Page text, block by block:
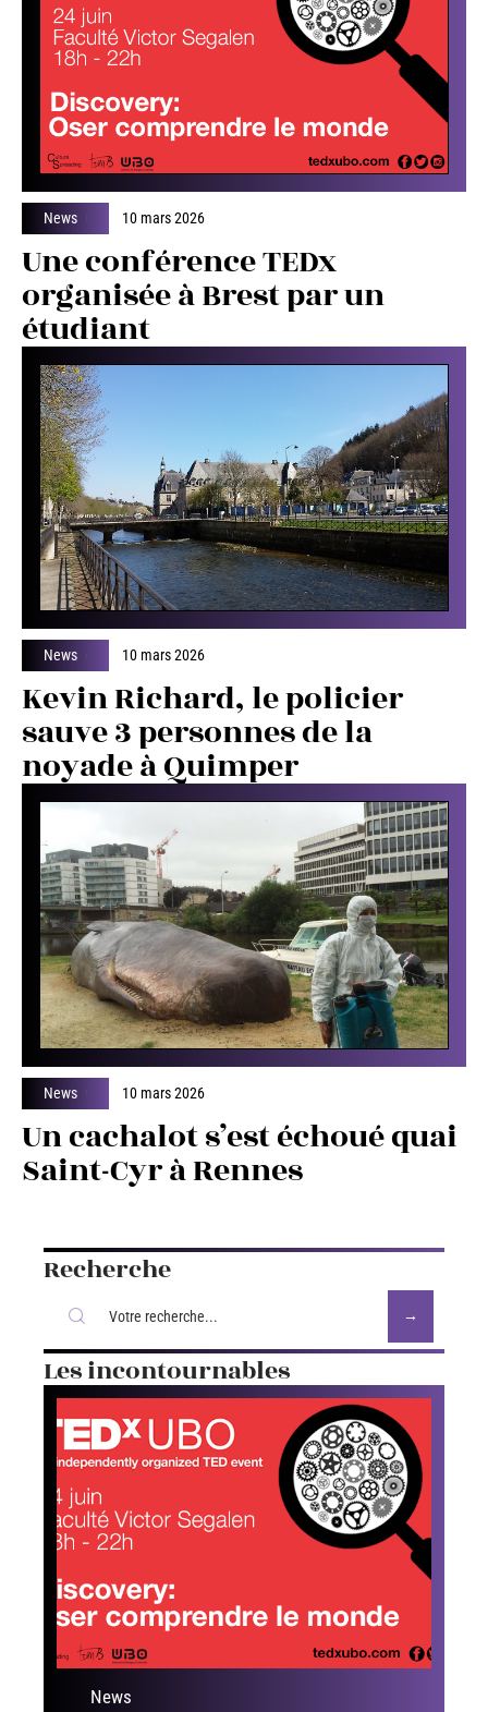
News 10 mars 2026
Une conférence TEDx
organisée à Brest par un
étudiant
News 10 mars 2026
Kevin Richard, le policier
sauve 3 personnes de la
noyade à Quimper
News 10 mars 2026
Un cachalot s’est échoué quai
Saint-Cyr à Rennes
Recherche
Les incontournables
News